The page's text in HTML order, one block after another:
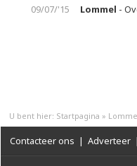
09/07/'15
Lommel -
U bent hier: Startpagina »
Contacteer ons | Adverteer |